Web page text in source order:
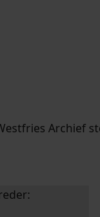
Archief
zoekopdracht te